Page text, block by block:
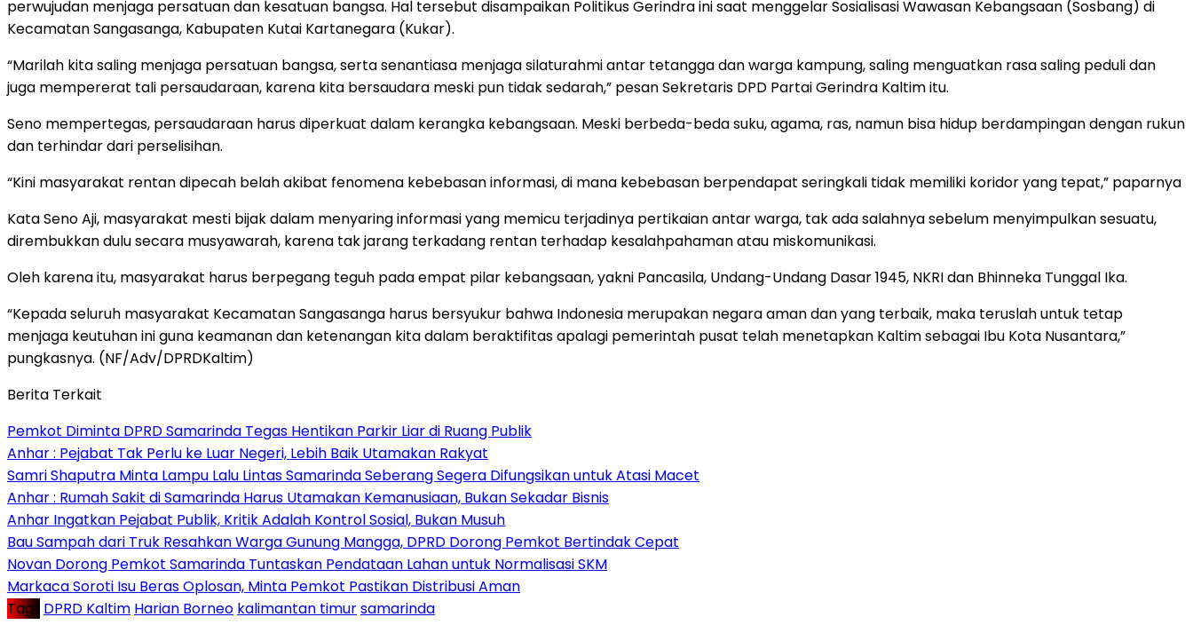
perwujudan menjaga persatuan dan kesatuan bangsa. Hal tersebut disampaikan Politikus Gerindra ini saat menggelar Sosialisasi Wawasan Kebangsaan (Sosbang) di
Kecamatan Sangasanga, Kabupaten Kutai Kartanegara (Kukar).
“Marilah kita saling menjaga persatuan bangsa, serta senantiasa menjaga silaturahmi antar tetangga dan warga kampung, saling menguatkan rasa saling peduli dan
juga mempererat tali persaudaraan, karena kita bersaudara meski pun tidak sedarah,” pesan Sekretaris DPD Partai Gerindra Kaltim itu.
Seno mempertegas, persaudaraan harus diperkuat dalam kerangka kebangsaan. Meski berbeda-beda suku, agama, ras, namun bisa hidup berdampingan dengan rukun
dan terhindar dari perselisihan.
“Kini masyarakat rentan dipecah belah akibat fenomena kebebasan informasi, di mana kebebasan berpendapat seringkali tidak memiliki koridor yang tepat,” paparnya
Kata Seno Aji, masyarakat mesti bijak dalam menyaring informasi yang memicu terjadinya pertikaian antar warga, tak ada salahnya sebelum menyimpulkan sesuatu,
dirembukkan dulu secara musyawarah, karena tak jarang terkadang rentan terhadap kesalahpahaman atau miskomunikasi.
Oleh karena itu, masyarakat harus berpegang teguh pada empat pilar kebangsaan, yakni Pancasila, Undang-Undang Dasar 1945, NKRI dan Bhinneka Tunggal Ika.
“Kepada seluruh masyarakat Kecamatan Sangasanga harus bersyukur bahwa Indonesia merupakan negara aman dan yang terbaik, maka teruslah untuk tetap
menjaga keutuhan ini guna keamanan dan ketenangan kita dalam beraktifitas apalagi pemerintah pusat telah menetapkan Kaltim sebagai Ibu Kota Nusantara,”
pungkasnya. (NF/Adv/DPRDKaltim)
Berita Terkait
Pemkot Diminta DPRD Samarinda Tegas Hentikan Parkir Liar di Ruang Publik
Anhar : Pejabat Tak Perlu ke Luar Negeri, Lebih Baik Utamakan Rakyat
Samri Shaputra Minta Lampu Lalu Lintas Samarinda Seberang Segera Difungsikan untuk Atasi Macet
Anhar : Rumah Sakit di Samarinda Harus Utamakan Kemanusiaan, Bukan Sekadar Bisnis
Anhar Ingatkan Pejabat Publik, Kritik Adalah Kontrol Sosial, Bukan Musuh
Bau Sampah dari Truk Resahkan Warga Gunung Mangga, DPRD Dorong Pemkot Bertindak Cepat
Novan Dorong Pemkot Samarinda Tuntaskan Pendataan Lahan untuk Normalisasi SKM
Markaca Soroti Isu Beras Oplosan, Minta Pemkot Pastikan Distribusi Aman
Tag : DPRD Kaltim Harian Borneo kalimantan timursamarinda